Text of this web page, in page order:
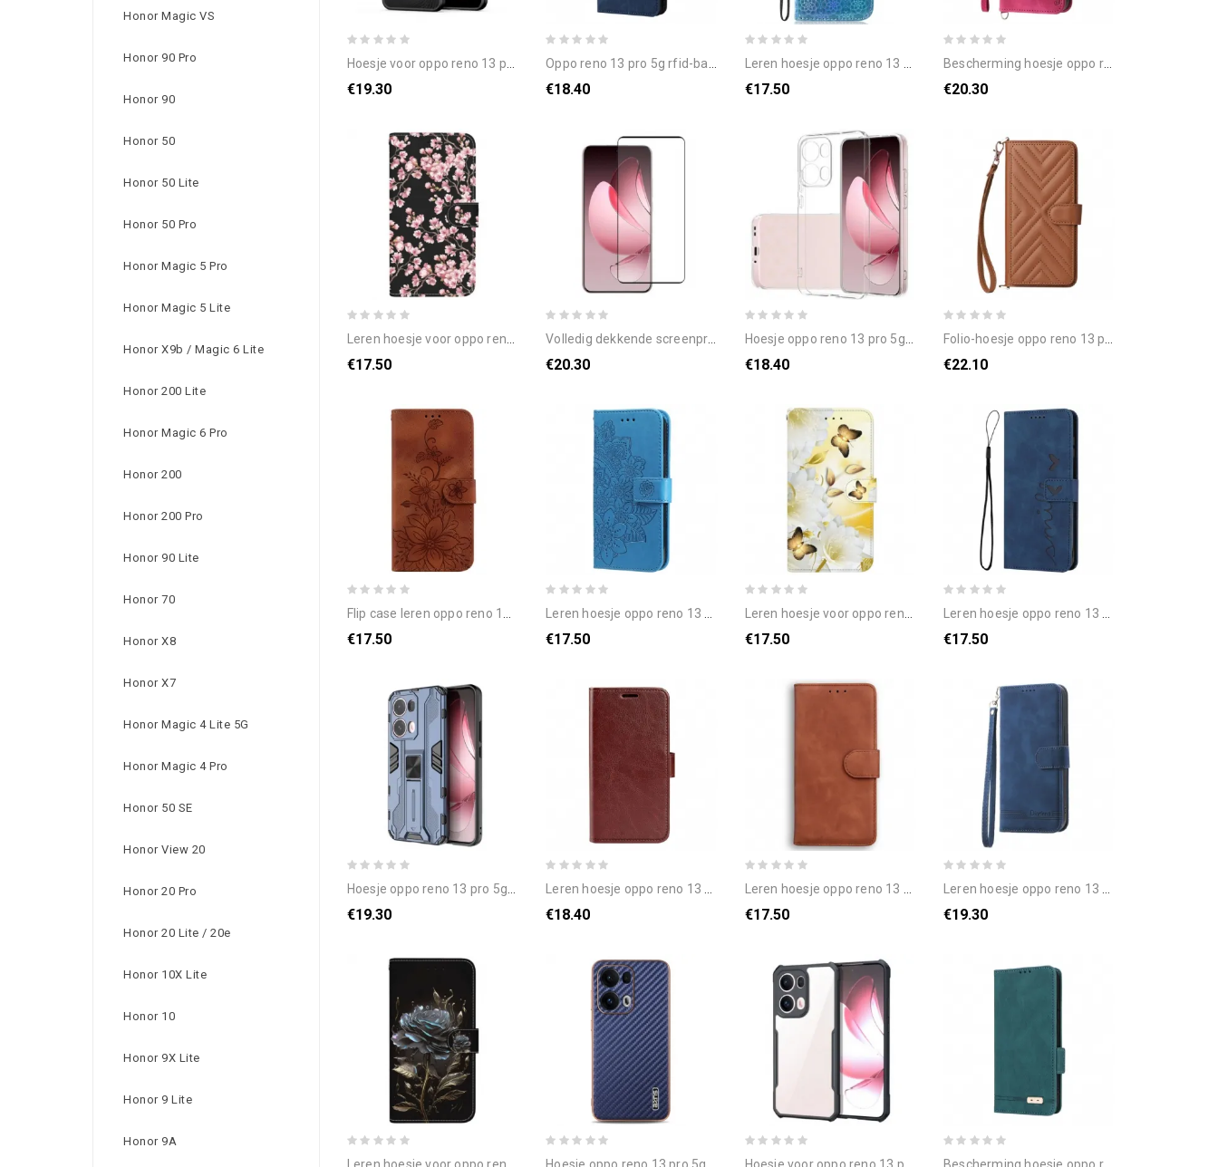
Honor Magic VS
Honor 90 Pro
Honor 90
Honor 50
Honor 50 Lite
Honor 50 Pro
Honor Magic 5 Pro
Honor Magic 5 Lite
Honor X9b / Magic 6 Lite
Honor 200 Lite
Honor Magic 6 Pro
Honor 200
Honor 200 Pro
Honor 90 Lite
Honor 70
Honor X8
Honor X7
Honor Magic 4 Lite 5G
Honor Magic 4 Pro
Honor 50 SE
Honor View 20
Honor 20 Pro
Honor 20 Lite / 20e
Honor 10X Lite
Honor 10
Honor 9X Lite
Honor 9 Lite
Honor 9A
hoesje voor oppo reno 13 pro 5g aimo-serie dux ducis
€19.30
oppo reno 13 pro 5g rfid-band met suède-effect
€18.40
leren hoesje oppo reno 13 pro 5g discostijl bescherming hoesje
€17.50
bescherming hoesje oppo reno 13 pro 5g bloemenpatroon met schouderband
€20.30
leren hoesje voor oppo reno 13 pro 5g pruimenbloesems
€17.50
volledig dekkende screenprotector van gehard glas voor oppo reno13 pro 5g
€20.30
hoesje oppo reno 13 pro 5g transparant
€18.40
folio-hoesje oppo reno 13 pro 5g telefoonhoesje schouderband met retro design
€22.10
flip case leren oppo reno 13 pro 5g fleur-de-lis-patroon
€17.50
leren hoesje oppo reno 13 pro 5g mandalaprint
€17.50
leren hoesje voor oppo reno 13 pro 5g witte vlinders en witte bloemen
€17.50
leren hoesje oppo reno 13 pro 5g glimlach bescherming hoesje
€17.50
hoesje oppo reno 13 pro 5g geïntegreerde standaard
€19.30
leren hoesje oppo reno 13 pro 5g vintage bescherming hoesje
€18.40
leren hoesje oppo reno 13 pro 5g suède-effect bescherming hoesje
€17.50
leren hoesje oppo reno 13 pro 5g dierfeng bescherming hoesje
€19.30